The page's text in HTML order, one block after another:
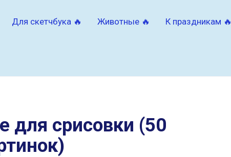
Для скетчбука 🔥 Животные 🔥 К праздникам 🔥
для срисовки (50